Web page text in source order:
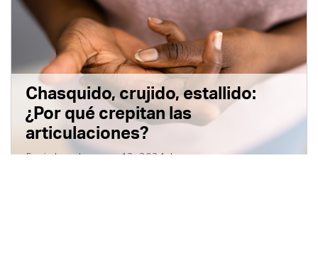
Chasquido, crujido, estallido:
¿Por qué crepitan las
articulaciones?
5 min leer|marzo 12, 2024|